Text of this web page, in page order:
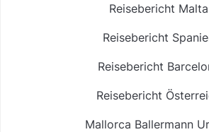
Reisebericht Malta
Reisebericht
Reisebericht
Reisebericht
Mallorca Ballermann